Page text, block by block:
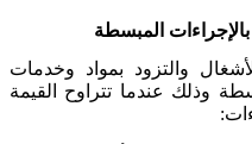
المبسطة
والتزود بمواد وخدمات
وذلك عندما تتراوح القيمة
: